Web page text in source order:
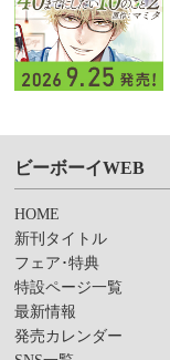
ビーボーイWEB
HOME
新刊タイトル
フェア･特典
特設ページ一覧
最新情報
発売カレンダー